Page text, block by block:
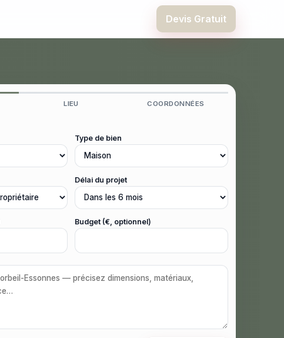
Devis Gratuit
LIEU COORDONNÉES
Type de bien
Délai du projet
Budget (€, optionnel)